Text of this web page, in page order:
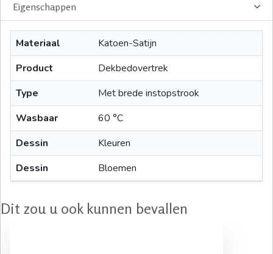
Eigenschappen
Materiaal
Katoen-Satijn
Product
Dekbedovertrek
Type
Met brede instopstrook
Wasbaar
60 °C
Dessin
Kleuren
Dessin
Bloemen
Dit zou u ook kunnen bevallen